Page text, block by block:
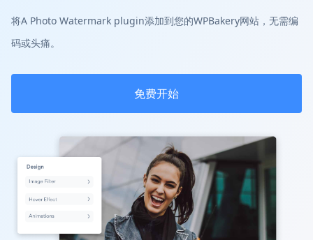
将A Photo Watermark plugin添加到您的WPBakery网站，无需编
码或头痛。
免费开始